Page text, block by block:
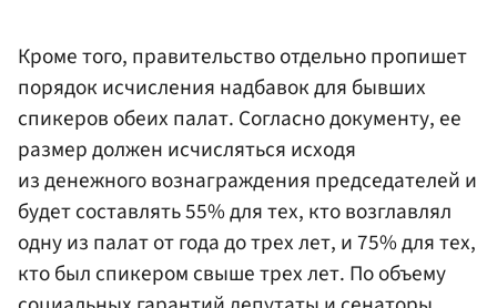
Кроме того, правительство отдельно пропишет
порядок исчисления надбавок для бывших
спикеров обеих палат. Согласно документу, ее
размер должен исчисляться исходя
из денежного вознаграждения председателей и
будет составлять 55% для тех, кто возглавлял
одну из палат от года до трех лет, и 75% для тех,
кто был спикером свыше трех лет. По объему